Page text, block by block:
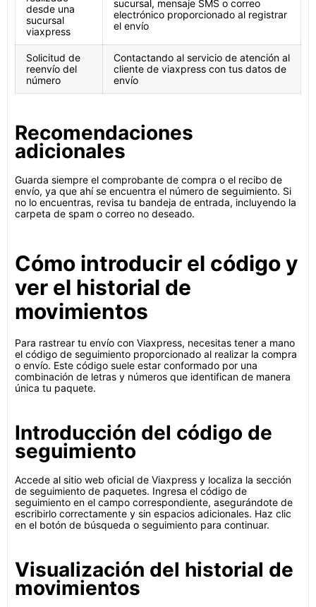
desde una
sucursal
viaxpress
sucursal, mensaje SMS o correo
electrónico proporcionado al registrar
el envío
Solicitud de
reenvío del
número
Contactando al servicio de atención al
cliente de viaxpress con tus datos de
envío
Recomendaciones
adicionales
Guarda siempre el comprobante de compra o el recibo de
envío, ya que ahí se encuentra el número de seguimiento. Si
no lo encuentras, revisa tu bandeja de entrada, incluyendo la
carpeta de spam o correo no deseado.
Cómo introducir el código y
ver el historial de
movimientos
Para rastrear tu envío con Viaxpress, necesitas tener a mano
el código de seguimiento proporcionado al realizar la compra
o envío. Este código suele estar conformado por una
combinación de letras y números que identifican de manera
única tu paquete.
Introducción del código de
seguimiento
Accede al sitio web oficial de Viaxpress y localiza la sección
de seguimiento de paquetes. Ingresa el código de
seguimiento en el campo correspondiente, asegurándote de
escribirlo correctamente y sin espacios adicionales. Haz clic
en el botón de búsqueda o seguimiento para continuar.
Visualización del historial de
movimientos